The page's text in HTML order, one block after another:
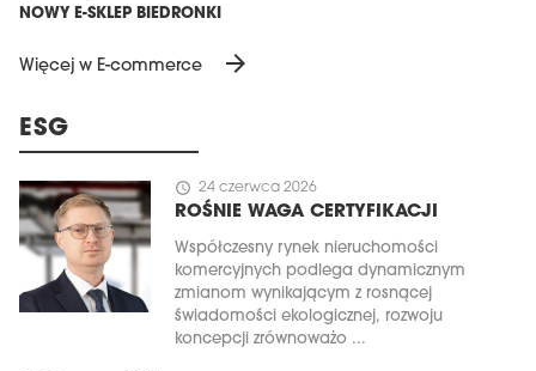
NOWY E-SKLEP BIEDRONKI
Więcej w E-commerce arrow_forward
ESG
schedule 24 czerwca 2026
ROŚNIE WAGA CERTYFIKACJI
Współczesny rynek nieruchomości
komercyjnych podlega dynamicznym
zmianom wynikającym z rosnącej
świadomości ekologicznej, rozwoju
koncepcji zrównoważo ...